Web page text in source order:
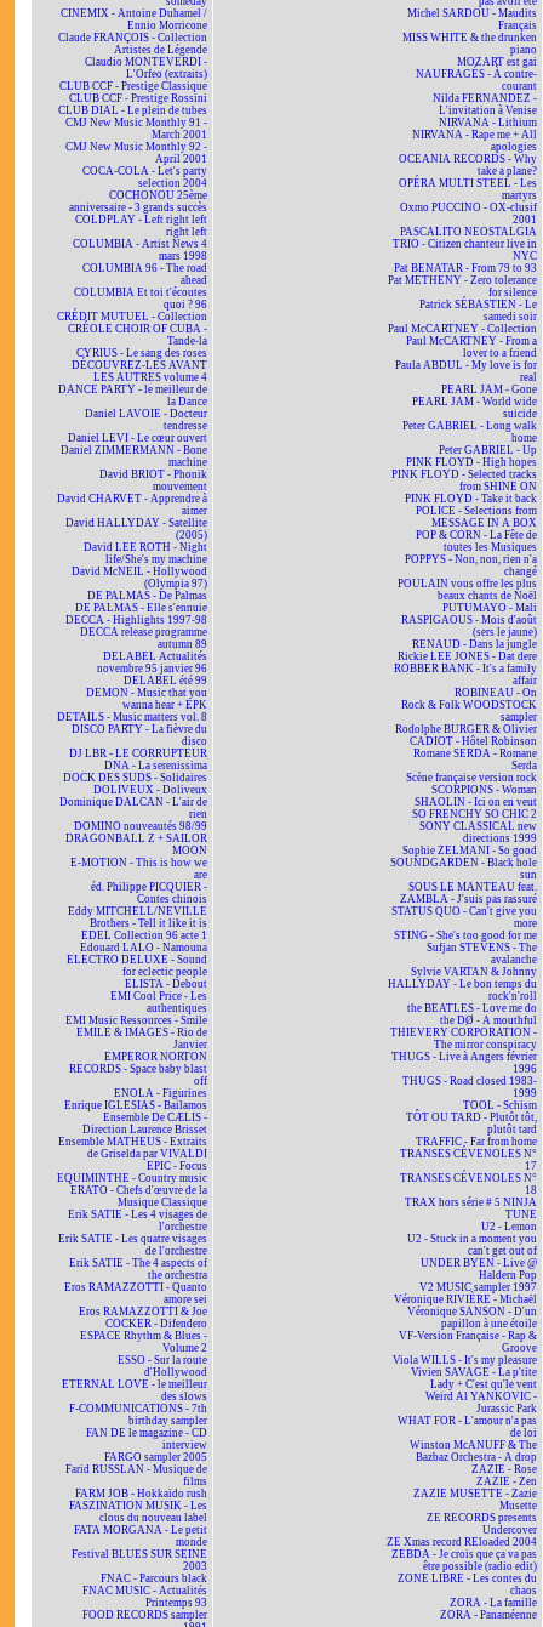
CINEMIX - Antoine Duhamel /
Ennio Morricone
Claude FRANÇOIS - Collection
Artistes de Légende
Claudio MONTEVERDI -
L'Orfeo (extraits)
CLUB CCF - Prestige Classique
CLUB CCF - Prestige Rossini
CLUB DIAL - Le plein de tubes
CMJ New Music Monthly 91 -
March 2001
CMJ New Music Monthly 92 -
April 2001
COCA-COLA - Let's party
selection 2004
COCHONOU 25ème
anniversaire - 3 grands succès
COLDPLAY - Left right left
right left
COLUMBIA - Artist News 4
mars 1998
COLUMBIA 96 - The road
ahead
COLUMBIA Et toi t'écoutes
quoi ? 96
CRÉDIT MUTUEL - Collection
CRÉOLE CHOIR OF CUBA -
Tande-la
CYRIUS - Le sang des roses
DÉCOUVREZ-LES AVANT
LES AUTRES volume 4
DANCE PARTY - le meilleur de
la Dance
Daniel LAVOIE - Docteur
tendresse
Daniel LEVI - Le cœur ouvert
Daniel ZIMMERMANN - Bone
machine
David BRIOT - Phonik
mouvement
David CHARVET - Apprendre à
aimer
David HALLYDAY - Satellite
(2005)
David LEE ROTH - Night
life/She's my machine
David McNEIL - Hollywood
(Olympia 97)
DE PALMAS - De Palmas
DE PALMAS - Elle s'ennuie
DECCA - Highlights 1997-98
DECCA release programme
autumn 89
DELABEL Actualités
novembre 95 janvier 96
DELABEL été 99
DEMON - Music that you
wanna hear + EPK
DETAILS - Music matters vol. 8
DISCO PARTY - La fièvre du
disco
DJ LBR - LE CORRUPTEUR
DNA - La serenissima
DOCK DES SUDS - Solidaires
DOLIVEUX - Doliveux
Dominique DALCAN - L'air de
rien
DOMINO nouveautés 98/99
DRAGONBALL Z + SAILOR
MOON
E-MOTION - This is how we
are
éd. Philippe PICQUIER -
Contes chinois
Eddy MITCHELL/NEVILLE
Brothers - Tell it like it is
EDEL Collection 96 acte 1
Edouard LALO - Namouna
ELECTRO DELUXE - Sound
for eclectic people
ELISTA - Debout
EMI Cool Price - Les
authentiques
EMI Music Ressources - Smile
EMILE & IMAGES - Rio de
Janvier
EMPEROR NORTON
RECORDS - Space baby blast
off
ENOLA - Figurines
Enrique IGLESIAS - Bailamos
Ensemble De CÆLIS -
Direction Laurence Brisset
Ensemble MATHEUS - Extraits
de Griselda par VIVALDI
EPIC - Focus
EQUIMINTHE - Country music
ERATO - Chefs d'œuvre de la
Musique Classique
Erik SATIE - Les 4 visages de
l'orchestre
Erik SATIE - Les quatre visages
de l'orchestre
Erik SATIE - The 4 aspects of
the orchestra
Eros RAMAZZOTTI - Quanto
amore sei
Eros RAMAZZOTTI & Joe
COCKER - Difendero
ESPACE Rhythm & Blues -
Volume 2
ESSO - Sur la route
d'Hollywood
ETERNAL LOVE - le meilleur
des slows
F-COMMUNICATIONS - 7th
birthday sampler
FAN DE le magazine - CD
interview
FARGO sampler 2005
Farid RUSSLAN - Musique de
films
FARM JOB - Hokkaïdo rush
FASZINATION MUSIK - Les
clous du nouveau label
FATA MORGANA - Le petit
monde
Festival BLUES SUR SEINE
2003
FNAC - Parcours black
FNAC MUSIC - Actualités
Printemps 93
FOOD RECORDS sampler
Michel SARDOU - Maudits
Français
MISS WHITE & the drunken
piano
MOZART est gai
NAUFRAGÉS - À contre-
courant
Nilda FERNANDEZ -
L'invitation à Venise
NIRVANA - Lithium
NIRVANA - Rape me + All
apologies
OCEANIA RECORDS - Why
take a plane?
OPÉRA MULTI STEEL - Les
martyrs
Oxmo PUCCINO - OX-clusif
2001
PASCALITO NEOSTALGIA
TRIO - Citizen chanteur live in
NYC
Pat BENATAR - From 79 to 93
Pat METHENY - Zero tolerance
for silence
Patrick SÉBASTIEN - Le
samedi soir
Paul McCARTNEY - Collection
Paul McCARTNEY - From a
lover to a friend
Paula ABDUL - My love is for
real
PEARL JAM - Gone
PEARL JAM - World wide
suicide
Peter GABRIEL - Long walk
home
Peter GABRIEL - Up
PINK FLOYD - High hopes
PINK FLOYD - Selected tracks
from SHINE ON
PINK FLOYD - Take it back
POLICE - Selections from
MESSAGE IN A BOX
POP & CORN - La Fête de
toutes les Musiques
POPPYS - Non, non, rien n'a
changé
POULAIN vous offre les plus
beaux chants de Noël
PUTUMAYO - Mali
RASPIGAOUS - Mois d'août
(sers le jaune)
RENAUD - Dans la jungle
Rickie LEE JONES - Dat dere
ROBBER BANK - It's a family
affair
ROBINEAU - On
Rock & Folk WOODSTOCK
sampler
Rodolphe BURGER & Olivier
CADIOT - Hôtel Robinson
Romane SERDA - Romane
Serda
Scène française version rock
SCORPIONS - Woman
SHAOLIN - Ici on en veut
SO FRENCHY SO CHIC 2
SONY CLASSICAL new
directions 1999
Sophie ZELMANI - So good
SOUNDGARDEN - Black hole
sun
SOUS LE MANTEAU feat.
ZAMBLA - J'suis pas rassuré
STATUS QUO - Can't give you
more
STING - She's too good for me
Sufjan STEVENS - The
avalanche
Sylvie VARTAN & Johnny
HALLYDAY - Le bon temps du
rock'n'roll
the BEATLES - Love me do
the DØ - A mouthful
THIEVERY CORPORATION -
The mirror conspiracy
THUGS - Live à Angers février
1996
THUGS - Road closed 1983-
1999
TOOL - Schism
TÔT OU TARD - Plutôt tôt,
plutôt tard
TRAFFIC - Far from home
TRANSES CÉVENOLES N°
17
TRANSES CÉVENOLES N°
18
TRAX hors série # 5 NINJA
TUNE
U2 - Lemon
U2 - Stuck in a moment you
can't get out of
UNDER BYEN - Live @
Haldern Pop
V2 MUSIC sampler 1997
Véronique RIVIÈRE - Michaël
Véronique SANSON - D'un
papillon à une étoile
VF-Version Française - Rap &
Groove
Viola WILLS - It's my pleasure
Vivien SAVAGE - La p'tite
Lady + C'est qu'le vent
Weird Al YANKOVIC -
Jurassic Park
WHAT FOR - L'amour n'a pas
de loi
Winston McANUFF & The
Bazbaz Orchestra - A drop
ZAZIE - Rose
ZAZIE - Zen
ZAZIE MUSETTE - Zazie
Musette
ZE RECORDS presents
Undercover
ZE Xmas record REloaded 2004
ZEBDA - Je crois que ça va pas
être possible (radio edit)
ZONE LIBRE - Les contes du
chaos
ZORA - La famille
ZORA - Panaméenne